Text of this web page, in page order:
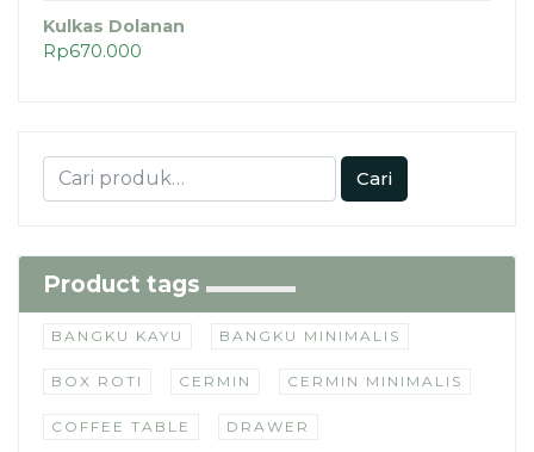
Kulkas Dolanan
Rp670.000
Cari
Product tags
BANGKU KAYU BANGKU MINIMALIS
BOX ROTI CERMIN CERMIN MINIMALIS
COFFEE TABLE DRAWER